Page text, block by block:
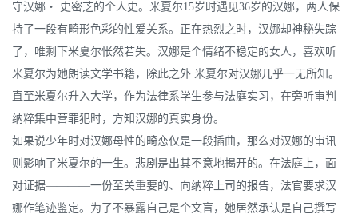
守汉娜・ 史密芝的个人史。米夏尔15岁时遇见36岁的汉娜，两人保
持了一段有畸形色彩的性爱关系。正在热烈之时，汉娜却神秘失踪
了，唯剩下米夏尔怅然若失。汉娜是个情绪不稳定的女人，喜欢听
米夏尔为她朗读文学书籍，除此之外 米夏尔对汉娜几乎一无所知。
直至米夏尔升入大学，作为法律系学生参与法庭实习，在旁听审判
纳粹集中营罪犯时，方知汉娜的真实身份。
如果说少年时对汉娜母性的畸恋仅是一段插曲，那么对汉娜的审讯
则影响了米夏尔的一生。悲剧是出其不意地揭开的。在法庭上，面
对证据――――一份至关重要的、向纳粹上司的报告，法官要求汉
娜作笔迹鉴定。为了不暴露自己是个文盲，她居然承认是自己撰写